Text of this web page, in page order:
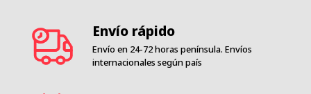
Envío rápido
Envío en 24-72 horas península. Envíos
internacionales según país